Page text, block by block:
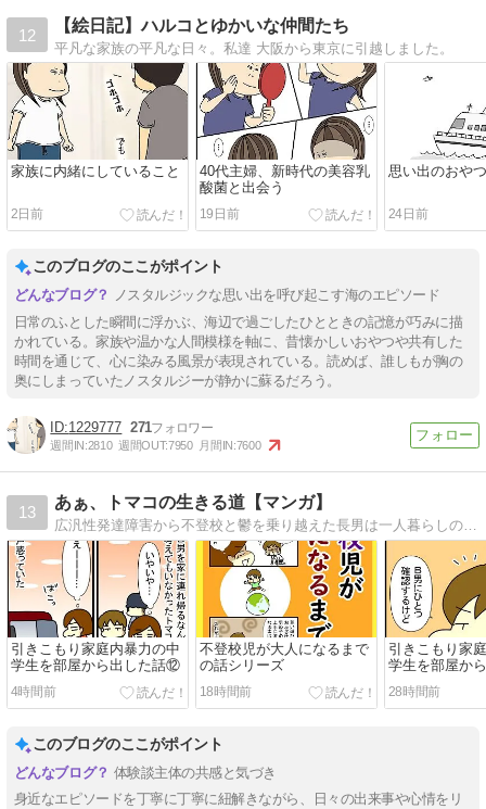
12
【絵日記】ハルコとゆかいな仲間たち
平凡な家族の平凡な日々。私達 大阪から東京に引越しました。
家族に内緒にしていること
2日前
40代主婦、新時代の美容乳
酸菌と出会う
19日前
思い出のおや
24日前
このブログのここがポイント
ノスタルジックな思い出を呼び起こす海のエピソード
日常のふとした瞬間に浮かぶ、海辺で過ごしたひとときの記憶が巧みに描
かれている。家族や温かな人間模様を軸に、昔懐かしいおやつや共有した
時間を通じて、心に染みる風景が表現されている。読めば、誰しもが胸の
奥にしまっていたノスタルジーが静かに蘇るだろう。
1229777 271
週間IN:2810 週間OUT:7950 月間IN:7600
13
あぁ、トマコの生きる道【マンガ】
広汎性発達障害から不登校と鬱を乗り越えた長男は一人暮らしの社会人二年生。ADHDを抱えた次男は社会人一年生。発達障害３兄弟を育てる母トマコの４〜１６コママンガ。
引きこもり家庭内暴力の中
学生を部屋から出した話⑫
4時間前
不登校児が大人になるまで
の話シリーズ
18時間前
引きこもり家
学生を部屋か
28時間前
このブログのここがポイント
体験談主体の共感と気づき
身近なエピソードを丁寧に丁寧に紐解きながら、日々の出来事や心情をリ